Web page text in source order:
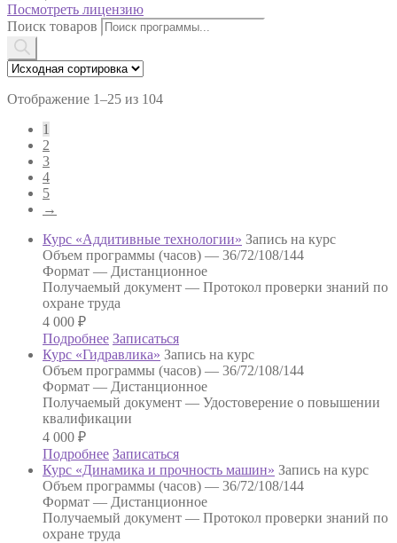
Посмотреть лицензию
Поиск товаров
Отображение 1–25 из 104
1
2
3
4
5
→
Курс «Аддитивные технологии» Запись на курс
Объем программы (часов) — 36/72/108/144
Формат — Дистанционное
Получаемый документ — Протокол проверки знаний по
охране труда
4 000 ₽
Подробнее Записаться
Курс «Гидравлика» Запись на курс
Объем программы (часов) — 36/72/108/144
Формат — Дистанционное
Получаемый документ — Удостоверение о повышении
квалификации
4 000 ₽
Подробнее Записаться
Курс «Динамика и прочность машин» Запись на курс
Объем программы (часов) — 36/72/108/144
Формат — Дистанционное
Получаемый документ — Протокол проверки знаний по
охране труда